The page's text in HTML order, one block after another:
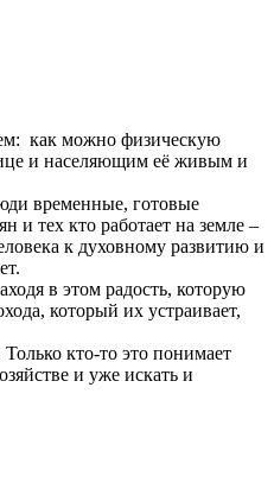
как можно физическую
и населяющим её живым и
временные, готовые
и тех кто работает на земле –
к духовному развитию и
в этом радость, которую
который их устраивает,
кто-то это понимает
и уже искать и